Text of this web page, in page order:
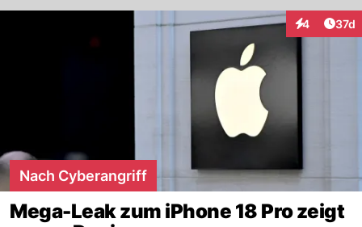
4
Interaktionen
37d
Nach Cyberangriff
Mega-Leak zum iPhone 18 Pro zeigt